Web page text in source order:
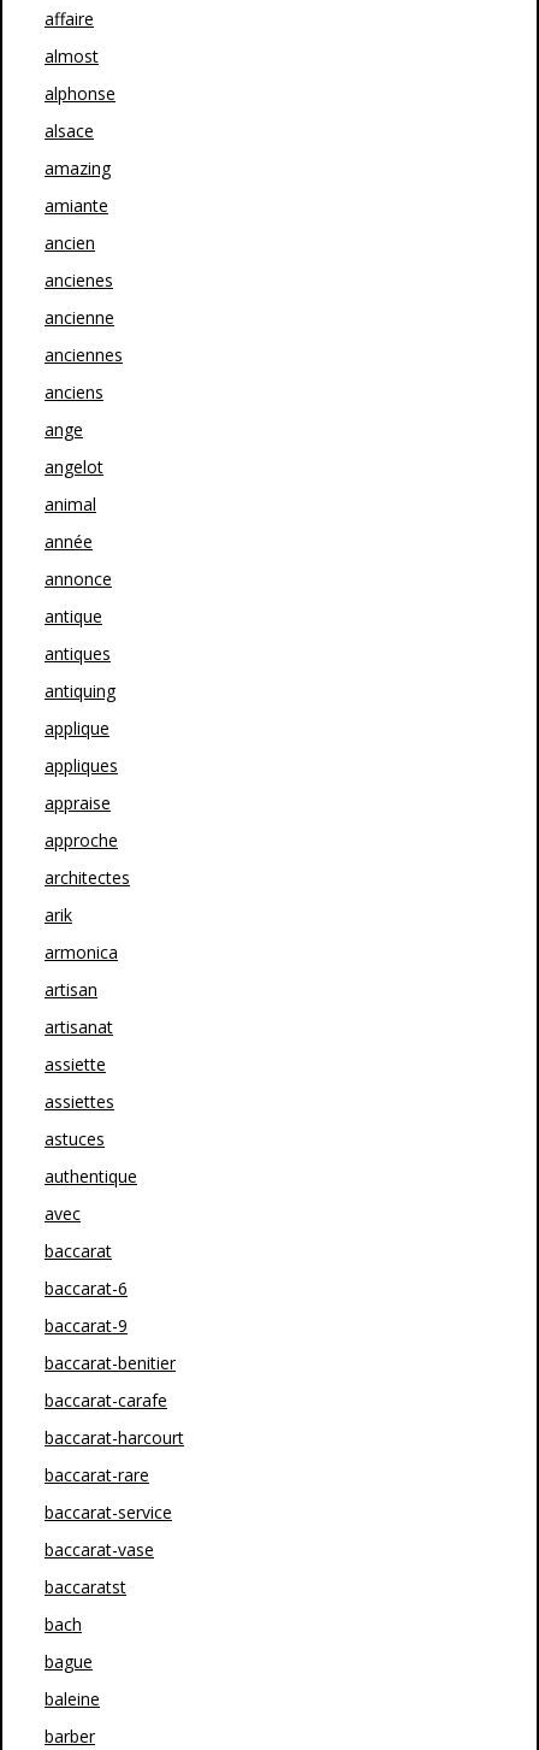
affaire
almost
alphonse
alsace
amazing
amiante
ancien
ancienes
ancienne
anciennes
anciens
ange
angelot
animal
année
annonce
antique
antiques
antiquing
applique
appliques
appraise
approche
architectes
arik
armonica
artisan
artisanat
assiette
assiettes
astuces
authentique
avec
baccarat
baccarat-6
baccarat-9
baccarat-benitier
baccarat-carafe
baccarat-harcourt
baccarat-rare
baccarat-service
baccarat-vase
baccaratst
bach
bague
baleine
barber